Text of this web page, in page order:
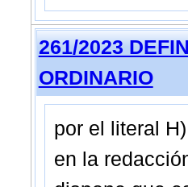
261/2023
ORDINARIO
por el literal
en la